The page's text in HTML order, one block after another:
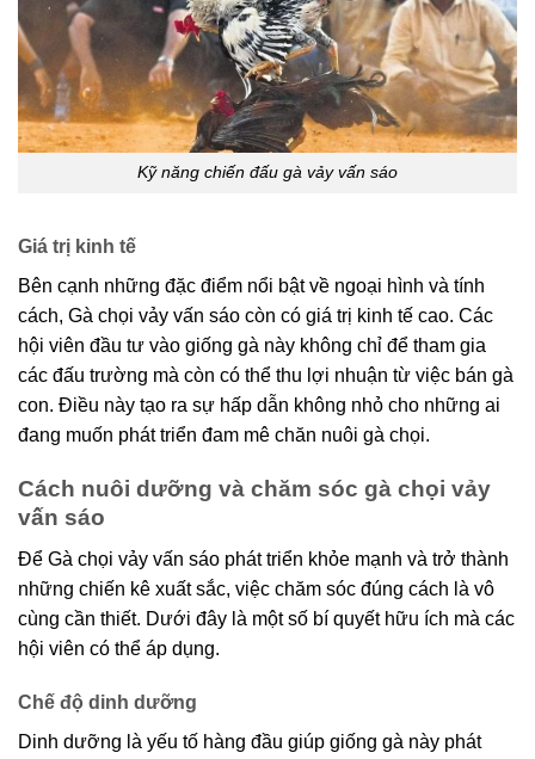
Kỹ năng chiến đấu gà vảy vấn sáo
Giá trị kinh tế
Bên cạnh những đặc điểm nổi bật về ngoại hình và tính
cách, Gà chọi vảy vấn sáo còn có giá trị kinh tế cao. Các
hội viên đầu tư vào giống gà này không chỉ để tham gia
các đấu trường mà còn có thể thu lợi nhuận từ việc bán gà
con. Điều này tạo ra sự hấp dẫn không nhỏ cho những ai
đang muốn phát triển đam mê chăn nuôi gà chọi.
Cách nuôi dưỡng và chăm sóc gà chọi vảy
vấn sáo
Để Gà chọi vảy vấn sáo phát triển khỏe mạnh và trở thành
những chiến kê xuất sắc, việc chăm sóc đúng cách là vô
cùng cần thiết. Dưới đây là một số bí quyết hữu ích mà các
hội viên có thể áp dụng.
Chế độ dinh dưỡng
Dinh dưỡng là yếu tố hàng đầu giúp giống gà này phát